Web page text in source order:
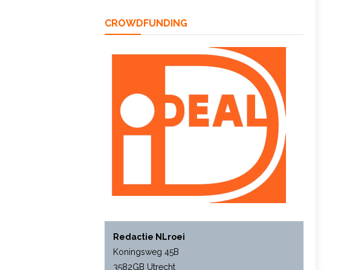
CROWDFUNDING
Redactie NLroei
Koningsweg 45B
3582GB Utrecht